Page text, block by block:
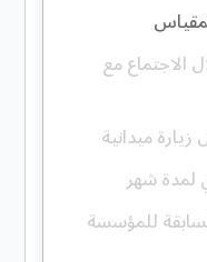
الاجتماع مع
ميدانية
لمدة شهر
للمؤسسة